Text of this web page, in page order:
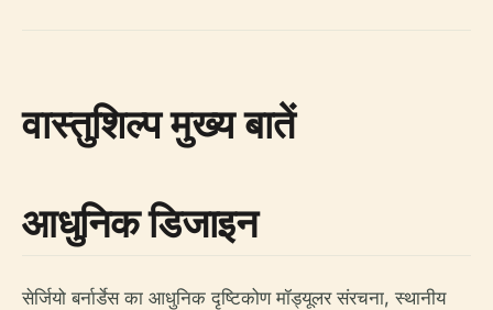
वास्तुशिल्प मुख्य बातें
आधुनिक डिजाइन
सेर्जियो बर्नार्डेस का आधुनिक दृष्टिकोण मॉड्यूलर संरचना, स्थानीय